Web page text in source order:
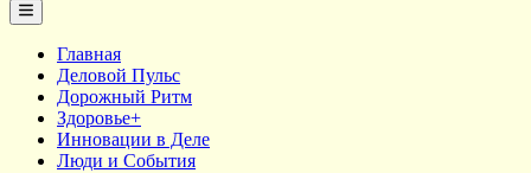
Main
Menu
Главная
Деловой Пульс
Дорожный Ритм
Здоровье+
Инновации в Деле
Люди и События